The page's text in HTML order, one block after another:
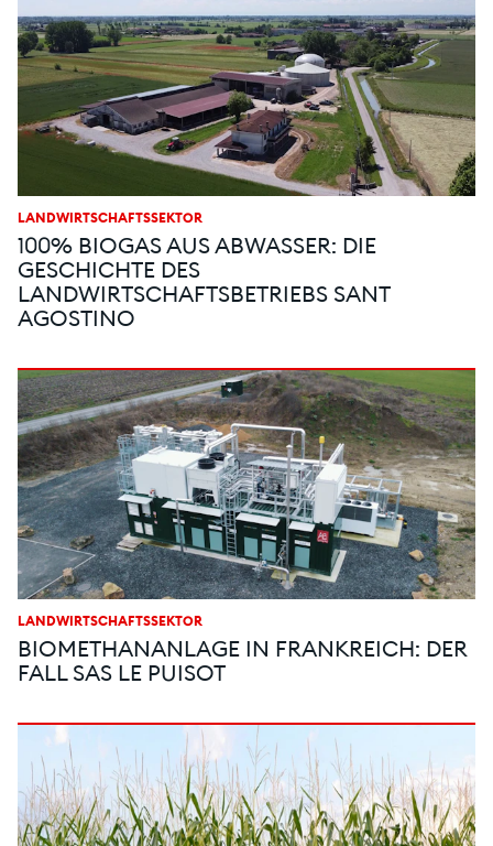
LANDWIRTSCHAFTSSEKTOR
100% BIOGAS AUS ABWASSER: DIE
GESCHICHTE DES
LANDWIRTSCHAFTSBETRIEBS SANT
AGOSTINO
LANDWIRTSCHAFTSSEKTOR
BIOMETHANANLAGE IN FRANKREICH: DER
FALL SAS LE PUISOT